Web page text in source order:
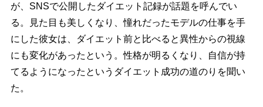
が、SNSで公開したダイエット記録が話題を呼んでい
る。見た目も美しくなり、憧れだったモデルの仕事を手
にした彼女は、ダイエット前と比べると異性からの視線
にも変化があったという。性格が明るくなり、自信が持
てるようになったというダイエット成功の道のりを聞い
た。